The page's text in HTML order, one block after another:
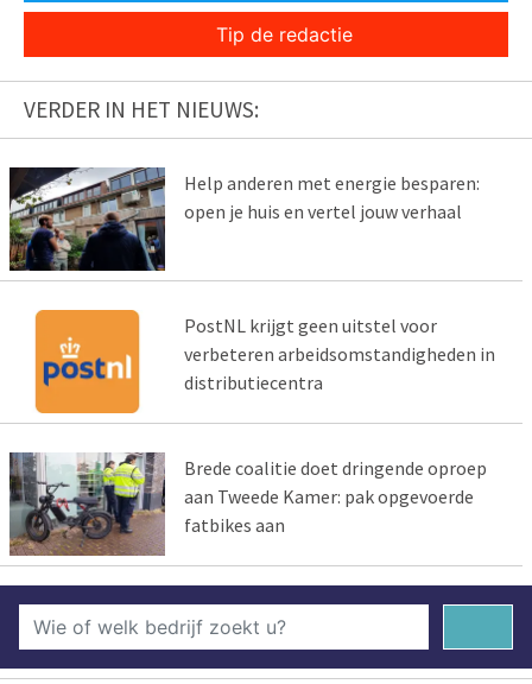
Tip de redactie
VERDER IN HET NIEUWS:
Help anderen met energie besparen:
open je huis en vertel jouw verhaal
PostNL krijgt geen uitstel voor
verbeteren arbeidsomstandigheden in
distributiecentra
Brede coalitie doet dringende oproep
aan Tweede Kamer: pak opgevoerde
fatbikes aan